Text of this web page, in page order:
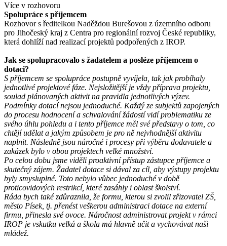
Více v rozhovoru
Spolupráce s příjemcem
Rozhovor s ředitelkou Naděždou Burešovou z územního odboru
pro Jihočeský kraj z Centra pro regionální rozvoj České republiky,
která dohlíží nad realizací projektů podpořených z IROP.
Jak se spolupracovalo s žadatelem a posléze příjemcem o
dotaci?
S příjemcem se spolupráce postupně vyvíjela, tak jak probíhaly
jednotlivé projektové fáze. Nejsložitější je vždy příprava projektu,
soulad plánovaných aktivit na pravidla jednotlivých výzev.
Podmínky dotací nejsou jednoduché. Každý ze subjektů zapojených
do procesu hodnocení a schvalování žádostí vidí problematiku ze
svého úhlu pohledu a i tento příjemce měl své představy o tom, co
chtějí udělat a jakým způsobem je pro ně nejvhodnější aktivitu
naplnit. Následně jsou náročné i procesy při výběru dodavatele a
zakázek bylo v obou projektech velké množství.
Po celou dobu jsme viděli proaktivní přístup zástupce příjemce a
skutečný zájem. Žadatel dotace si dával za cíl, aby výstupy projektu
byly smysluplné. Toto nebylo vůbec jednoduché v době
proticovidových restrikcí, které zasáhly i oblast školství.
Ráda bych také zdůraznila, že formu, kterou si zvolil zřizovatel ZŠ,
město Písek, tj. přenést veškerou administraci dotace na externí
firmu, přinesla své ovoce. Náročnost administrovat projekt v rámci
IROP je vskutku velká a škola má hlavně učit a vychovávat naši
mládež.